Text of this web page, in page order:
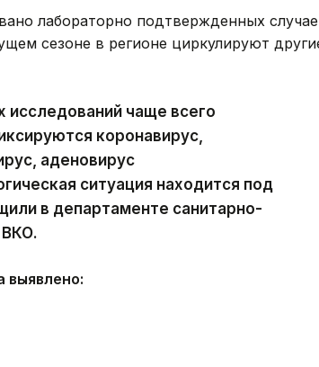
лабораторно подтвержденных
сезоне в регионе циркулируют
чаще всего
коронавирус,
аденовирус
ситуация находится под
в департаменте санитарно-
ВКО.
выявлено: